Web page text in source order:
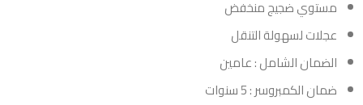
مستوي ضجيج منخفض
عجلات لسهولة التنقل
الضمان الشامل : عامين
ضمان الكمبروسر : 5 سنوات